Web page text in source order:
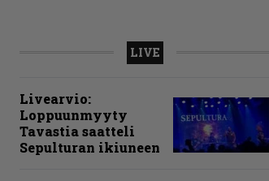
LIVE
Livearvio:
Loppuunmyyty
Tavastia saatteli
Sepulturan ikiuneen